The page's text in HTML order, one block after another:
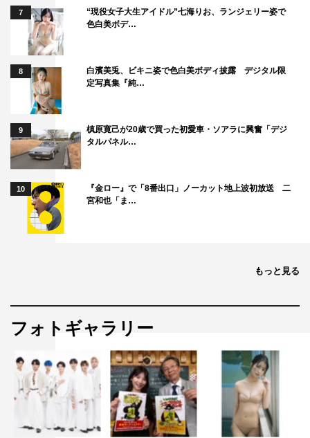
7
“現役女子大生アイドル”七海りお、ランジェリー姿で
色白美ボデ…
8
白濱美兎、ビキニ姿で色白美ボディ披露 デジタル限
定写真集『純…
9
槙原寛己が20歳で買った初愛車・ソアラに興奮「デジ
タルパネル…
10
『金ロー』で「8番出口」ノーカット地上波初放送 二
宮和也「ま…
もっと見る
フォトギャラリー